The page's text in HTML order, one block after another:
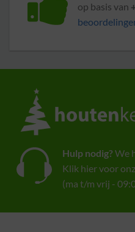
op basis van
Hulp nodig?We
Klik hier voor
(ma t/m vrij -